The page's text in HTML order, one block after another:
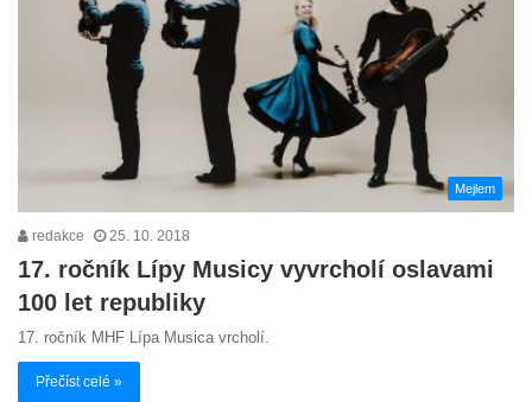
Mejlem
redakce 25. 10. 2018
17. ročník Lípy Musicy vyvrcholí oslavami
100 let republiky
17. ročník MHF Lípa Musica vrcholí.
Přečíst celé »